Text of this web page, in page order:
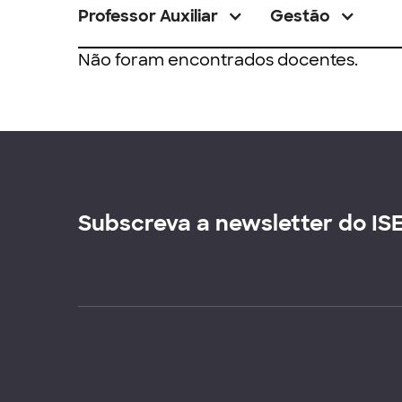
Professor Auxiliar Gestão
Não foram encontrados docentes.
Subscreva a newsletter do